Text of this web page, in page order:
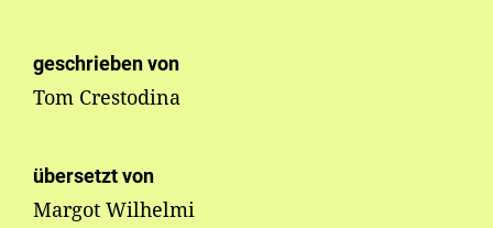
geschrieben von
Tom Crestodina
übersetzt von
Margot Wilhelmi